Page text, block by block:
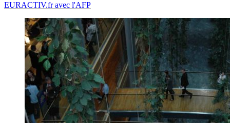
EURACTIV.fr avec l'AFP